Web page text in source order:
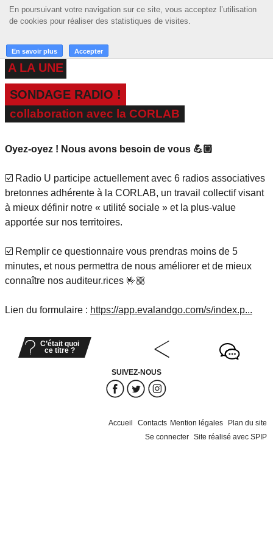
En poursuivant votre navigation sur ce site, vous acceptez l’utilisation
de cookies pour réaliser des statistiques de visites.
En savoir plus Accepter
En poursuivant votre navigation sur ce site, vous acceptez l’utilisation
de cookies pour réaliser des statistiques de visites.
En savoir plus Accepter
☰ MENU
ACCUEIL
PODCASTS
GRILLE
MUSIQUE
ACTIONS
LA RADIO
A LA UNE
SONDAGE RADIO !
collaboration avec la CORLAB
Oyez-oyez ! Nous avons besoin de vous 💪🏼
☑️ Radio U participe actuellement avec 6 radios associatives
bretonnes adhérente à la CORLAB, un travail collectif visant
à mieux définir notre « utilité sociale » et la plus-value
apportée sur nos territoires.
☑️ Remplir ce questionnaire vous prendras moins de 5
minutes, et nous permettra de nous améliorer et de mieux
connaître nos auditeur.rices 🤟🏼
Lien du formulaire : https://app.evalandgo.com/s/index.p...
C’était quoi
ce titre ?
SUIVEZ-NOUS
Accueil Contacts Mention légales
Plan du site
Se connecter Site réalisé avec SPIP